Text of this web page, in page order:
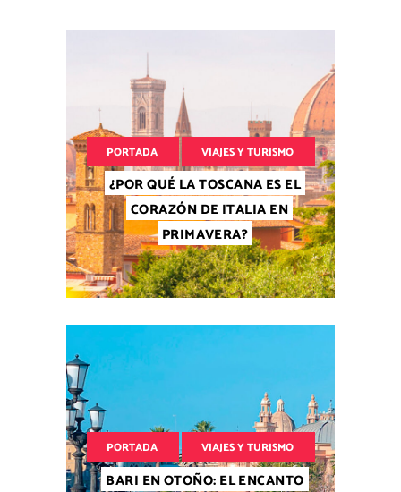
PORTADA VIAJES Y TURISMO
¿POR QUÉ LA TOSCANA ES EL
CORAZÓN DE ITALIA EN
PRIMAVERA?
PORTADA VIAJES Y TURISMO
BARI EN OTOÑO: EL ENCANTO